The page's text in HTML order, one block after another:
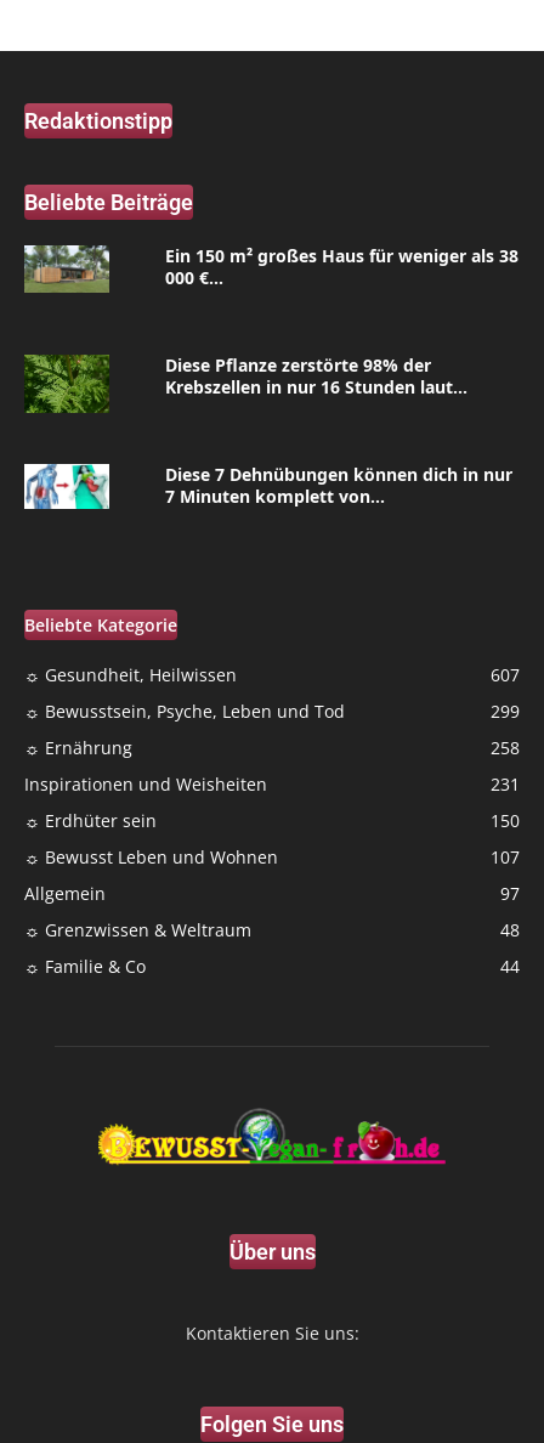
Redaktionstipp
Beliebte Beiträge
Ein 150 m² großes Haus für weniger als 38
000 €...
Diese Pflanze zerstörte 98% der
Krebszellen in nur 16 Stunden laut...
Diese 7 Dehnübungen können dich in nur
7 Minuten komplett von...
Beliebte Kategorie
☼ Gesundheit, Heilwissen
607
☼ Bewusstsein, Psyche, Leben und Tod
299
☼ Ernährung
258
Inspirationen und Weisheiten
231
☼ Erdhüter sein
150
☼ Bewusst Leben und Wohnen
107
Allgemein
97
☼ Grenzwissen & Weltraum
48
☼ Familie & Co
44
Über uns
Kontaktieren Sie uns:
Folgen Sie uns